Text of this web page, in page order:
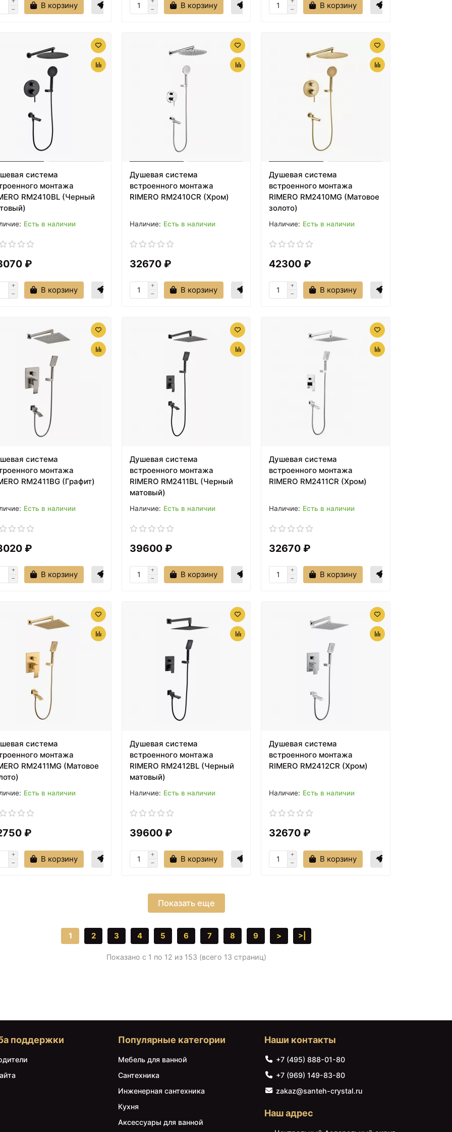
В корзину В корзину В корзину
система
монтажа
RM2410BL (Черный
Есть в наличии
₽
В корзину
Душевая система
встроенного монтажа
RIMERO RM2410CR (Хром)
Есть в наличии
32670 ₽
В корзину
Душевая система
встроенного монтажа
RIMERO RM2410MG (Матовое
золото)
Есть в наличии
42300 ₽
В корзину
система
монтажа
RM2411BG (Графит)
Есть в наличии
₽
В корзину
Душевая система
встроенного монтажа
RIMERO RM2411BL (Черный
матовый)
Есть в наличии
39600 ₽
В корзину
Душевая система
встроенного монтажа
RIMERO RM2411CR (Хром)
Есть в наличии
32670 ₽
В корзину
система
монтажа
RM2411MG (Матовое
Есть в наличии
₽
В корзину
Душевая система
встроенного монтажа
RIMERO RM2412BL (Черный
матовый)
Есть в наличии
39600 ₽
В корзину
Душевая система
встроенного монтажа
RIMERO RM2412CR (Хром)
Есть в наличии
32670 ₽
В корзину
Показать еще
1 2 3 4 5 6 7 8 9 > >|
Показано с 1 по 12 из 153 (всего 13 страниц)
поддержки Популярные категории
Мебель для ванной
Сантехника
Инженерная сантехника
Кухня
Аксессуары для ванной
Наши контакты
+7 (495) 888-01-80
+7 (969) 149-83-80
zakaz@santeh-crystal.ru
Наш адрес